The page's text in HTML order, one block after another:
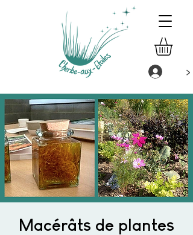
>
Macérâts de plantes